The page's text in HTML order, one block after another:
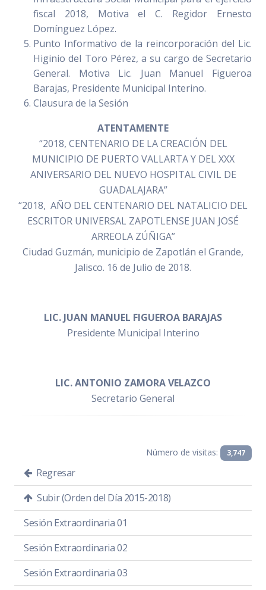
fiscal 2018, Motiva el C. Regidor Ernesto
Domínguez López.
Punto Informativo de la reincorporación del Lic.
Higinio del Toro Pérez, a su cargo de Secretario
General. Motiva Lic. Juan Manuel Figueroa
Barajas, Presidente Municipal Interino.
Clausura de la Sesión
ATENTAMENTE
“2018, CENTENARIO DE LA CREACIÓN DEL
MUNICIPIO DE PUERTO VALLARTA Y DEL XXX
ANIVERSARIO DEL NUEVO HOSPITAL CIVIL DE
GUADALAJARA”
“2018, AÑO DEL CENTENARIO DEL NATALICIO DEL
ESCRITOR UNIVERSAL ZAPOTLENSE JUAN JOSÉ
ARREOLA ZÚÑIGA”
Ciudad Guzmán, municipio de Zapotlán el Grande,
Jalisco. 16 de Julio de 2018.
LIC. JUAN MANUEL FIGUEROA BARAJAS
Presidente Municipal Interino
LIC. ANTONIO ZAMORA VELAZCO
Secretario General
Número de visitas: 3,747
Regresar
Subir (Orden del Día 2015-2018)
Sesión Extraordinaria 01
Sesión Extraordinaria 02
Sesión Extraordinaria 03